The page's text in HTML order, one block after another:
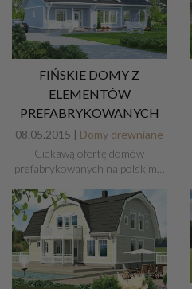
FIŃSKIE DOMY Z
ELEMENTÓW
PREFABRYKOWANYCH
08.05.2015 | Domy drewniane
Ciekawą ofertę domów
prefabrykowanych na polskim…